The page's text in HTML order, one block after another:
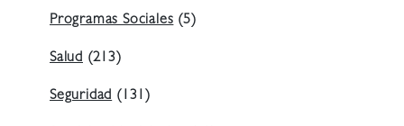
Programas Sociales(5)
Salud (213)
Seguridad(131)